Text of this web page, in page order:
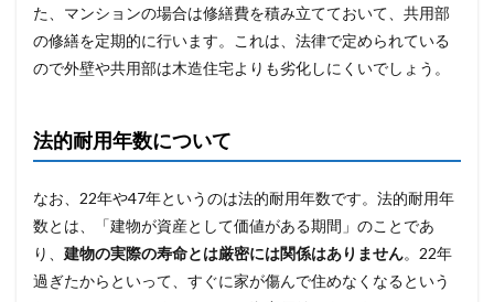
た、マンションの場合は修繕費を積み立てておいて、共用部
の修繕を定期的に行います。これは、法律で定められている
ので外壁や共用部は木造住宅よりも劣化しにくいでしょう。
法的耐用年数について
なお、22年や47年というのは法的耐用年数です。法的耐用年
数とは、「建物が資産として価値がある期間」のことであ
り、 建物の実際の寿命とは厳密には関係はありません。22年
過ぎたからといって、すぐに家が傷んで住めなくなるという